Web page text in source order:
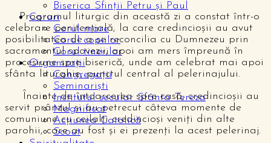
Biserica Sfinții Petru și Paul
Coruri
Corul mare
Corul copiilor
Corul tinerilor
Organizații
Congregații
Seminariști
Institutul secular Sfânta Tereza
Magnificat
Acțiunea Catolică
Scout
Programul liturgic din această zi a constat într-o
celebrare penitențială, la care credincioșii au avut
posibilitatea de a se reconcilia cu Dumnezeu prin
sacramentul spovezii, apoi am mers împreună în
procesiune spre biserică, unde am celebrat mai apoi
sfânta liturghie, punctul central al pelerinajului.
Înainte de întoarcerea spre casă, credincioșii au
servit prânzul și au petrecut câteva momente de
comuniune cu ceilalți credincioși veniți din alte
parohii, care au fost și ei prezenți la acest pelerinaj.